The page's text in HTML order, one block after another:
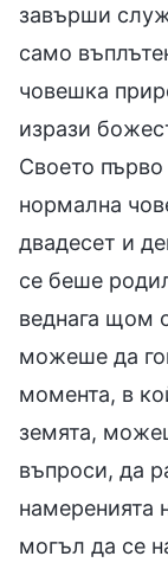
завърши
само
човешка
изрази
Своето
нормална
двадесет и
се беше
веднага щом
можеше да
момента, в
земята,
въпроси, да
намеренията
могъл да се